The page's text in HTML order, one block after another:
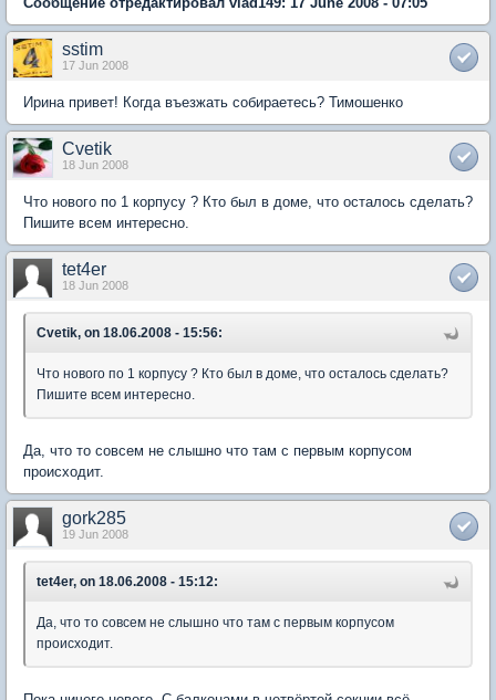
sstim
17 Jun 2008
Ирина привет! Когда въезжать собираетесь? Тимошенко
Cvetik
18 Jun 2008
Что нового по 1 корпусу ? Кто был в доме, что осталось сделать?
Пишите всем интересно.
tet4er
18 Jun 2008
Cvetik, on 18.06.2008 - 15:56:
Что нового по 1 корпусу ? Кто был в доме, что осталось сделать?
Пишите всем интересно.
Да, что то совсем не слышно что там с первым корпусом
происходит.
gork285
19 Jun 2008
tet4er, on 18.06.2008 - 15:12:
Да, что то совсем не слышно что там с первым корпусом
происходит.